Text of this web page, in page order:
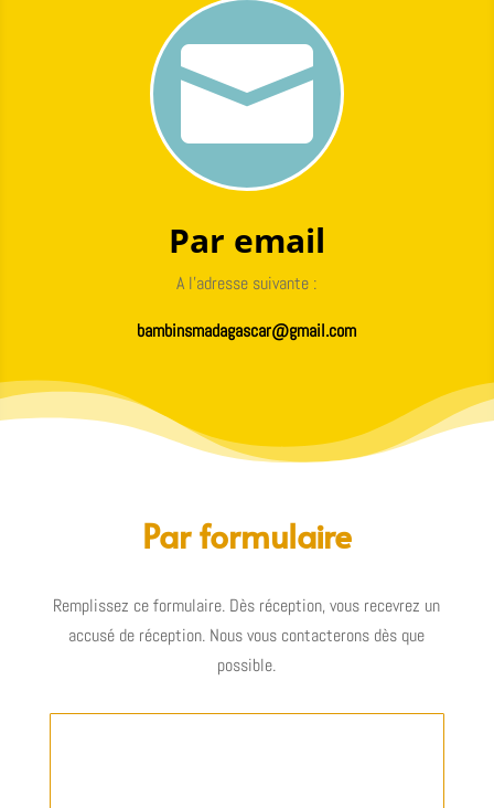

Par email
A l’adresse suivante :
bambinsmadagascar@gmail.com
Par formulaire
Remplissez ce formulaire. Dès réception, vous recevrez un
accusé de réception. Nous vous contacterons dès que
possible.